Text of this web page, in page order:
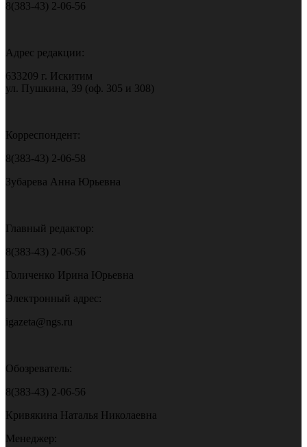
8(383-43) 2-06-56
Адрес редакции:
633209 г. Искитим
ул. Пушкина, 39 (оф. 305 и 308)
Корреспондент:
8(383-43) 2-06-58
Зубарева Анна Юрьевна
Главный редактор:
8(383-43) 2-06-56
Голиченко Ирина Юрьевна
Электронный адрес:
igazeta@ngs.ru
Обозреватель:
8(383-43) 2-06-56
Кривякина Наталья Николаевна
Менеджер: